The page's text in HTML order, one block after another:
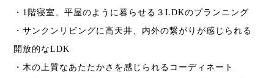
・1階寝室、平屋のように暮らせる３LDKのプランニング
・サンクンリビングに高天井、内外の繋がりが感じられる
開放的なLDK
・木の上質なあたたかさを感じられるコーディネート